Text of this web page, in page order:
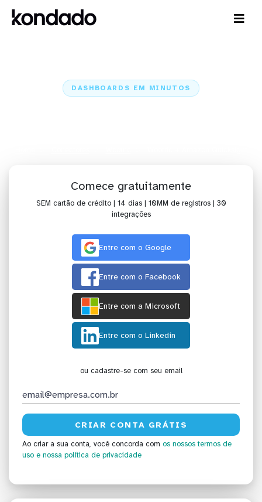
DASHBOARDS EM MINUTOS
Comece gratuitamente
SEM cartão de crédito | 14 dias | 10MM de registros | 30
integrações
Entre com o Google
Entre com o Facebook
Entre com a Microsoft
Entre com o Linkedin
ou cadastre-se com seu email
Ao criar a sua conta, você concorda com os nossos termos de
uso e nossa política de privacidade